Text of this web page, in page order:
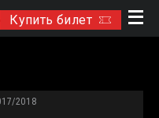
Купить билет
2018